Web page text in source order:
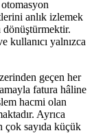
anlık izlemek
dönüştürmektir.
kullanıcı yalnızca
geçen her
fatura hâline
hacmi olan
Ayrıca
çok sayıda küçük